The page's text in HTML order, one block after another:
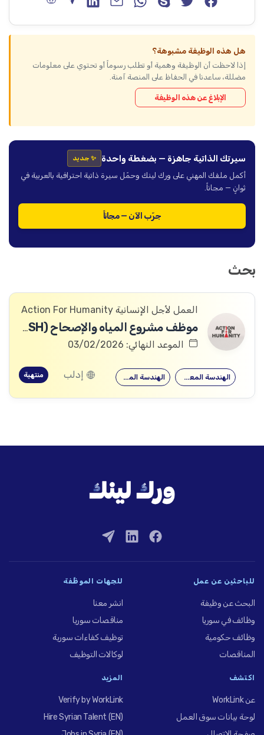
هل هذه الوظيفة مشبوهة؟
إذا لاحظت أن الوظيفة وهمية أو تطلب رسوماً أو تحتوي على معلومات
مضللة، ساعدنا في الحفاظ على المنصة آمنة.
الإبلاغ عن هذه الوظيفة
سيرتك الذاتية جاهزة — بضغطة واحدة ✨ جديد
أكمل ملفك المهني على ورك لينك وحمّل سيرة ذاتية احترافية بالعربية في
ثوانٍ — مجاناً.
جرّب الآن — مجاناً
بحث
العمل لأجل الإنسانية Action For Humanity
موظف مشروع المياه والإصحاح (WASH)
الموعد النهائي: 03/02/2026
الهندسة المدنية الهندسة المعمارية إدلب منتهية
للباحثين عن عمل
البحث عن وظيفة
وظائف في سوريا
وظائف حكومية
المناقصات
للجهات الموظِّفة
انشر معنا
مناقصات سوريا
توظيف كفاءات سورية
لوكالات التوظيف
اكتشف
عن WorkLink
لوحة بيانات سوق العمل
المزيد
Verify by WorkLink
Hire Syrian Talent (EN)